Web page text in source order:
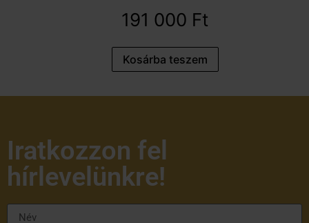
191 000 Ft
Kosárba teszem
Iratkozzon fel
hírlevelünkre!